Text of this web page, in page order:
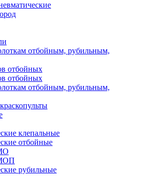
отбойным, рубильным,
отбойных
отбойных
отбойным, рубильным,
клепальные
отбойные
рубильные